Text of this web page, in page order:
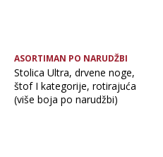
ASORTIMAN PO NARUDŽBI
Stolica Ultra, drvene noge,
štof I kategorije, rotirajuća
(više boja po narudžbi)